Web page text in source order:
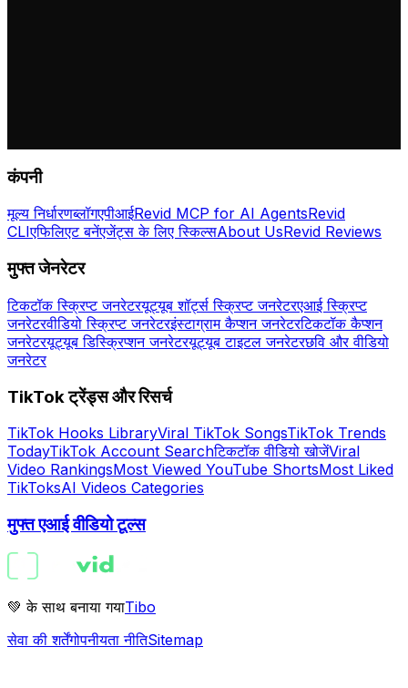
कंपनी
मूल्य निर्धारणब्लॉगएपीआईRevid MCP for AI AgentsRevid
CLIएफिलिएट बनेंएजेंट्स के लिए स्किल्सAbout UsRevid Reviews
मुफ्त जेनरेटर
टिकटॉक स्क्रिप्ट जनरेटरयूट्यूब शॉर्ट्स स्क्रिप्ट जनरेटरएआई स्क्रिप्ट
जनरेटरवीडियो स्क्रिप्ट जनरेटरइंस्टाग्राम कैप्शन जनरेटरटिकटॉक कैप्शन
जनरेटरयूट्यूब डिस्क्रिप्शन जनरेटरयूट्यूब टाइटल जनरेटरछवि और वीडियो
जनरेटर
TikTok ट्रेंड्स और रिसर्च
TikTok Hooks LibraryViral TikTok SongsTikTok Trends
TodayTikTok Account Searchटिकटॉक वीडियो खोजेंViral
Video RankingsMost Viewed YouTube ShortsMost Liked
TikToksAI Videos Categories
मुफ्त एआई वीडियो टूल्स
💚 के साथ बनाया गयाTibo
सेवा की शर्तेंगोपनीयता नीतिSitemap